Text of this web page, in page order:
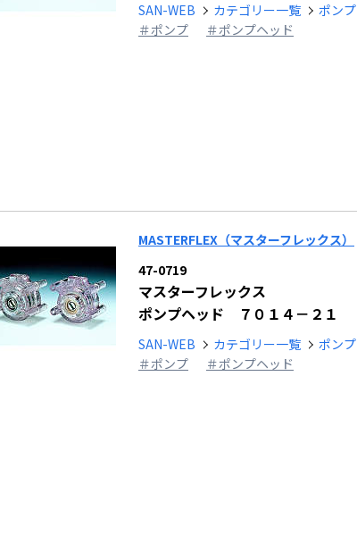
SAN-WEB カテゴリー一覧
ポンプ
＃ポンプ
＃ポンプヘッド
MASTERFLEX（マスターフレックス）
47-0719
マスターフレックス
ポンプヘッド ７０１４－２１
SAN-WEB カテゴリー一覧
ポンプ
＃ポンプ
＃ポンプヘッド